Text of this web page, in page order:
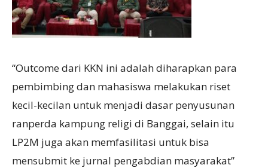
“Outcome dari KKN ini adalah diharapkan para
pembimbing dan mahasiswa melakukan riset
kecil-kecilan untuk menjadi dasar penyusunan
ranperda kampung religi di Banggai, selain itu
LP2M juga akan memfasilitasi untuk bisa
mensubmit ke jurnal pengabdian masyarakat”